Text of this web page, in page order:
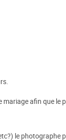
afin que le
le photographe